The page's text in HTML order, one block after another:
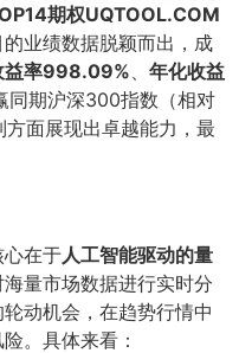
期权UQTOOL.COM
业绩数据脱颖而出，成
益率998.09%、 年化收益
同期沪深300指数（相对
面展现出卓越能力，最
在于人工智能驱动的量
量市场数据进行实时分
动机会，在趋势行情中
。具体来看：